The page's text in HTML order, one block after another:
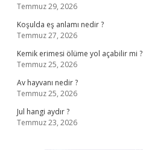
Temmuz 29, 2026
Koşulda eş anlamı nedir ?
Temmuz 27, 2026
Kemik erimesi ölüme yol açabilir mi ?
Temmuz 25, 2026
Av hayvanı nedir ?
Temmuz 25, 2026
Jul hangi aydır ?
Temmuz 23, 2026